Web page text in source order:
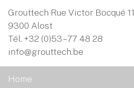
Grouttech Rue Victor Bocqué 11
9300 Alost
Tél. +32 (0)53 – 77 48 28
info@grouttech.be
Home